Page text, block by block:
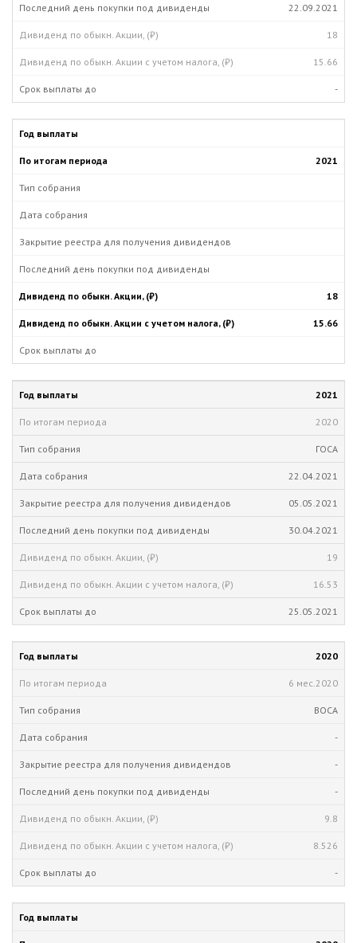
22.09.2021
18
15.66
-
2021
18
15.66
2021
2020
ГОСА
22.04.2021
05.05.2021
30.04.2021
19
16.53
25.05.2021
2020
6 мес. 2020
ВОСА
-
-
-
9.8
8.526
-